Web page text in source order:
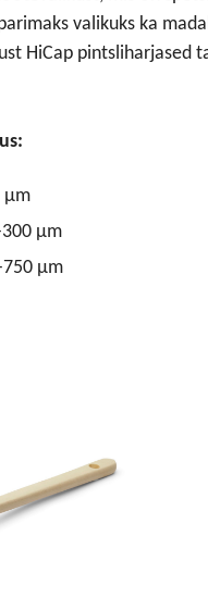
valikuks ka
HiCap pintsliharjased
μm
μm
μm